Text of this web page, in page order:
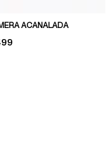
ACANALADA